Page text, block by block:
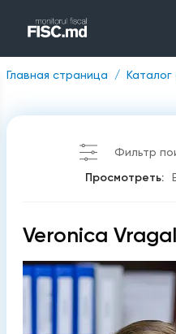
Главная страница
Фильтр
Просмотреть:
Veronica